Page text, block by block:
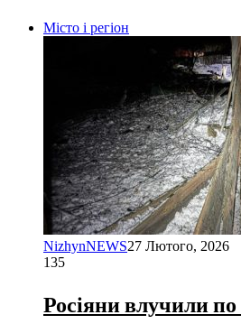
Місто і регіон
NizhynNEWS27 Лютого, 2026
135
Росіяни влучили по